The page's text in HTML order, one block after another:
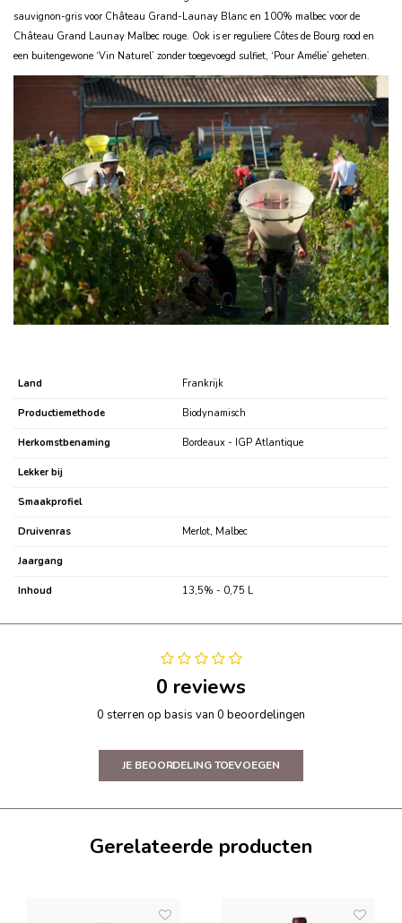
sauvignon-gris voor Château Grand-Launay Blanc en 100% malbec voor de
Château Grand Launay Malbec rouge. Ook is er reguliere Côtes de Bourg rood en
een buitengewone ‘Vin Naturel’ zonder toegevoegd sulfiet, ‘Pour Amélie’ geheten.
Land Frankrijk
Productiemethode Biodynamisch
Herkomstbenaming Bordeaux - IGP Atlantique
Lekker bij
Smaakprofiel
Druivenras Merlot, Malbec
Jaargang
Inhoud 13,5% - 0,75 L
0 reviews
0 sterren op basis van 0 beoordelingen
JE BEOORDELING TOEVOEGEN
Gerelateerde producten